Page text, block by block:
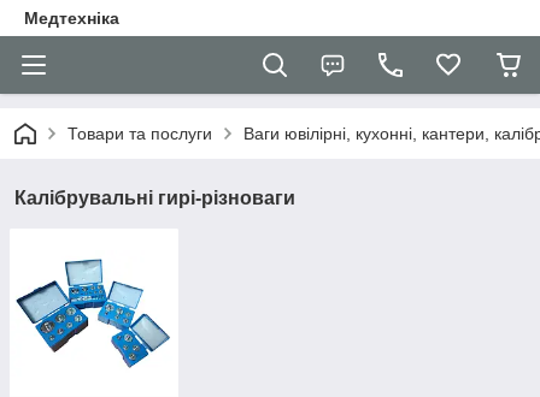
Медтехніка
Товари та послуги Ваги ювілірні, кухонні, кантери,
Калібрувальні гирі-різноваги